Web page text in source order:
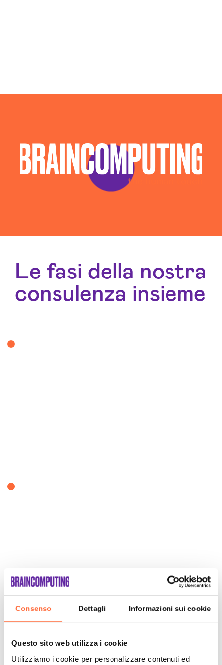
Consenso Dettagli Informazioni sui cookie
Questo sito web utilizza i cookie
Utilizziamo i cookie per personalizzare contenuti ed
Le fasi della nostra
consulenza insieme